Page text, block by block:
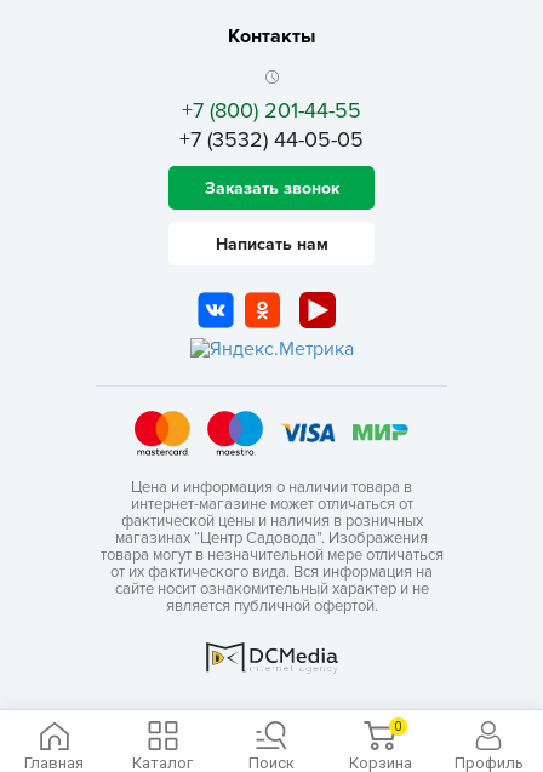
Главная Каталог Поиск
0
Корзина Профиль
Контакты
+7 (800) 201-44-55
+7 (3532) 44-05-05
Заказать звонок
Написать нам
Цена и информация о наличии товара в
интернет-магазине может отличаться от
фактической цены и наличия в розничных
магазинах “Центр Садовода”. Изображения
товара могут в незначительной мере отличаться
от их фактического вида. Вся информация на
сайте носит ознакомительный характер и не
является публичной офертой.